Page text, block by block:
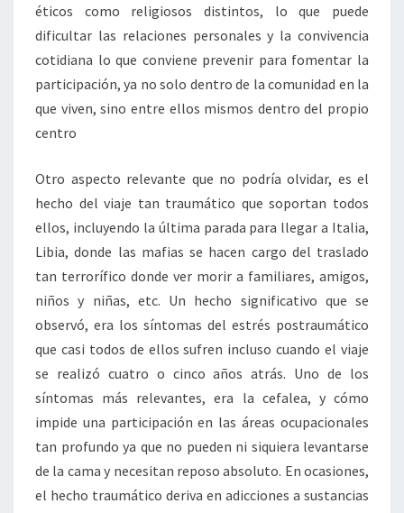
éticos como religiosos distintos, lo que puede
dificultar las relaciones personales y la convivencia
cotidiana lo que conviene prevenir para fomentar la
participación, ya no solo dentro de la comunidad en la
que viven, sino entre ellos mismos dentro del propio
centro
Otro aspecto relevante que no podría olvidar, es el
hecho del viaje tan traumático que soportan todos
ellos, incluyendo la última parada para llegar a Italia,
Libia, donde las mafias se hacen cargo del traslado
tan terrorífico donde ver morir a familiares, amigos,
niños y niñas, etc. Un hecho significativo que se
observó, era los síntomas del estrés postraumático
que casi todos de ellos sufren incluso cuando el viaje
se realizó cuatro o cinco años atrás. Uno de los
síntomas más relevantes, era la cefalea, y cómo
impide una participación en las áreas ocupacionales
tan profundo ya que no pueden ni siquiera levantarse
de la cama y necesitan reposo absoluto. En ocasiones,
el hecho traumático deriva en adicciones a sustancias